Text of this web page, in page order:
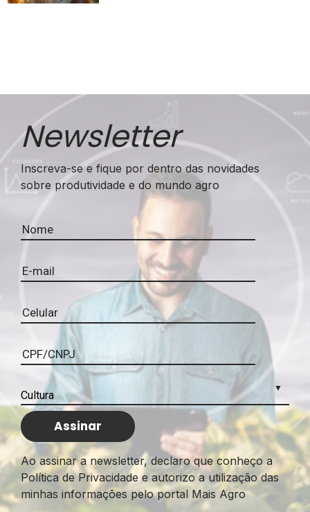
Newsletter
Inscreva-se e fique por dentro das novidades
sobre produtividade e do mundo agro
Ao assinar a newsletter, declaro que conheço a
Política de Privacidade e autorizo a utilização das
minhas informações pelo portal Mais Agro